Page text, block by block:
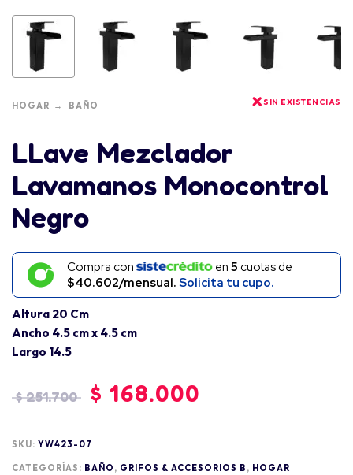
HOGAR BAÑO SIN EXISTENCIAS
LLave Mezclador
Lavamanos Monocontrol
Negro
Compra con en5 cuotas de
$40.602/mensual. Solicita tu cupo.
Altura 20 Cm
Ancho 4.5 cm x 4.5 cm
Largo 14.5
$251.700 $ 168.000
SKU: YW423-07
CATEGORÍAS: BAÑO , GRIFOS & ACCESORIOS B , HOGAR